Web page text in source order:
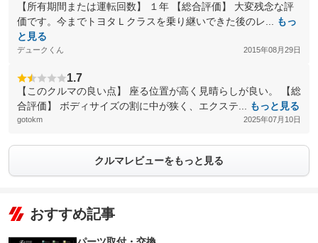
【所有期間または運転回数】 １年 【総合評価】 大変残念な評
価です。今までトヨタＬクラスを乗り継いできた後のレ...
もっ
と見る
デュークくん 2015年08月29日
1.7
【このクルマの良い点】 座る位置が高く見晴らしが良い。 【総
合評価】 ボディサイズの割に中が狭く、エクステ...
もっと見る
gotokm 2025年07月10日
クルマレビューをもっと見る
おすすめ記事